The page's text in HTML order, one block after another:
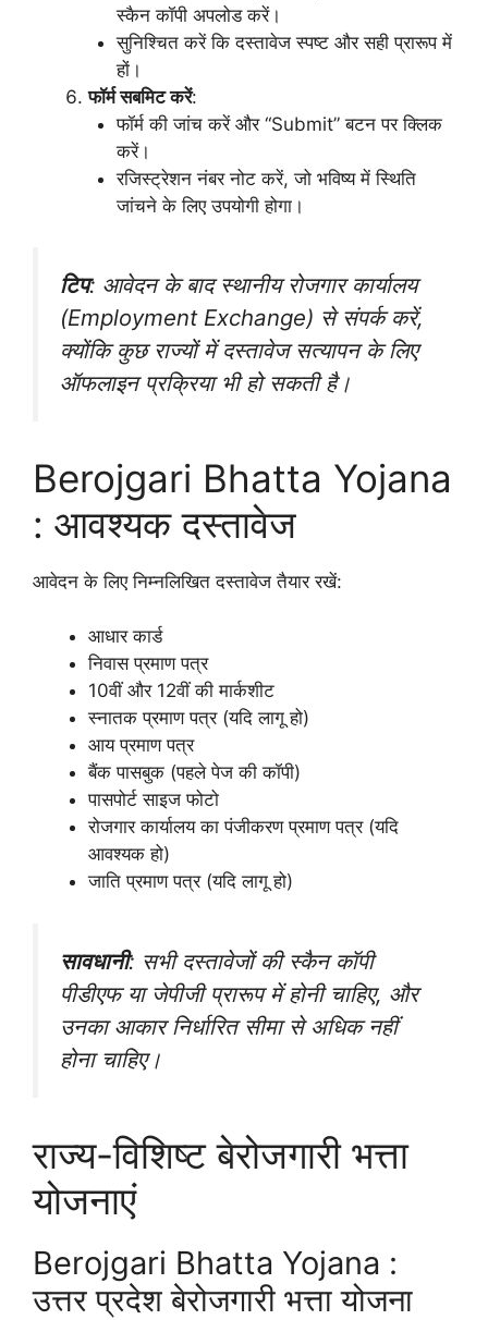
स्कैन कॉपी अपलोड करें।
सुनिश्चित करें कि दस्तावेज स्पष्ट और सही प्रारूप में
हों।
फॉर्म सबमिट करें:
फॉर्म की जांच करें और “Submit” बटन पर क्लिक
करें।
रजिस्ट्रेशन नंबर नोट करें, जो भविष्य में स्थिति
जांचने के लिए उपयोगी होगा।
टिप: आवेदन के बाद स्थानीय रोजगार कार्यालय
(Employment Exchange) से संपर्क करें,
क्योंकि कुछ राज्यों में दस्तावेज सत्यापन के लिए
ऑफलाइन प्रक्रिया भी हो सकती है।
Berojgari Bhatta Yojana
: आवश्यक दस्तावेज
आवेदन के लिए निम्नलिखित दस्तावेज तैयार रखें:
आधार कार्ड
निवास प्रमाण पत्र
10वीं और 12वीं की मार्कशीट
स्नातक प्रमाण पत्र (यदि लागू हो)
आय प्रमाण पत्र
बैंक पासबुक (पहले पेज की कॉपी)
पासपोर्ट साइज फोटो
रोजगार कार्यालय का पंजीकरण प्रमाण पत्र (यदि
आवश्यक हो)
जाति प्रमाण पत्र (यदि लागू हो)
सावधानी: सभी दस्तावेजों की स्कैन कॉपी
पीडीएफ या जेपीजी प्रारूप में होनी चाहिए, और
उनका आकार निर्धारित सीमा से अधिक नहीं
होना चाहिए।
राज्य-विशिष्ट बेरोजगारी भत्ता
योजनाएं
Berojgari Bhatta Yojana :
उत्तर प्रदेश बेरोजगारी भत्ता योजना